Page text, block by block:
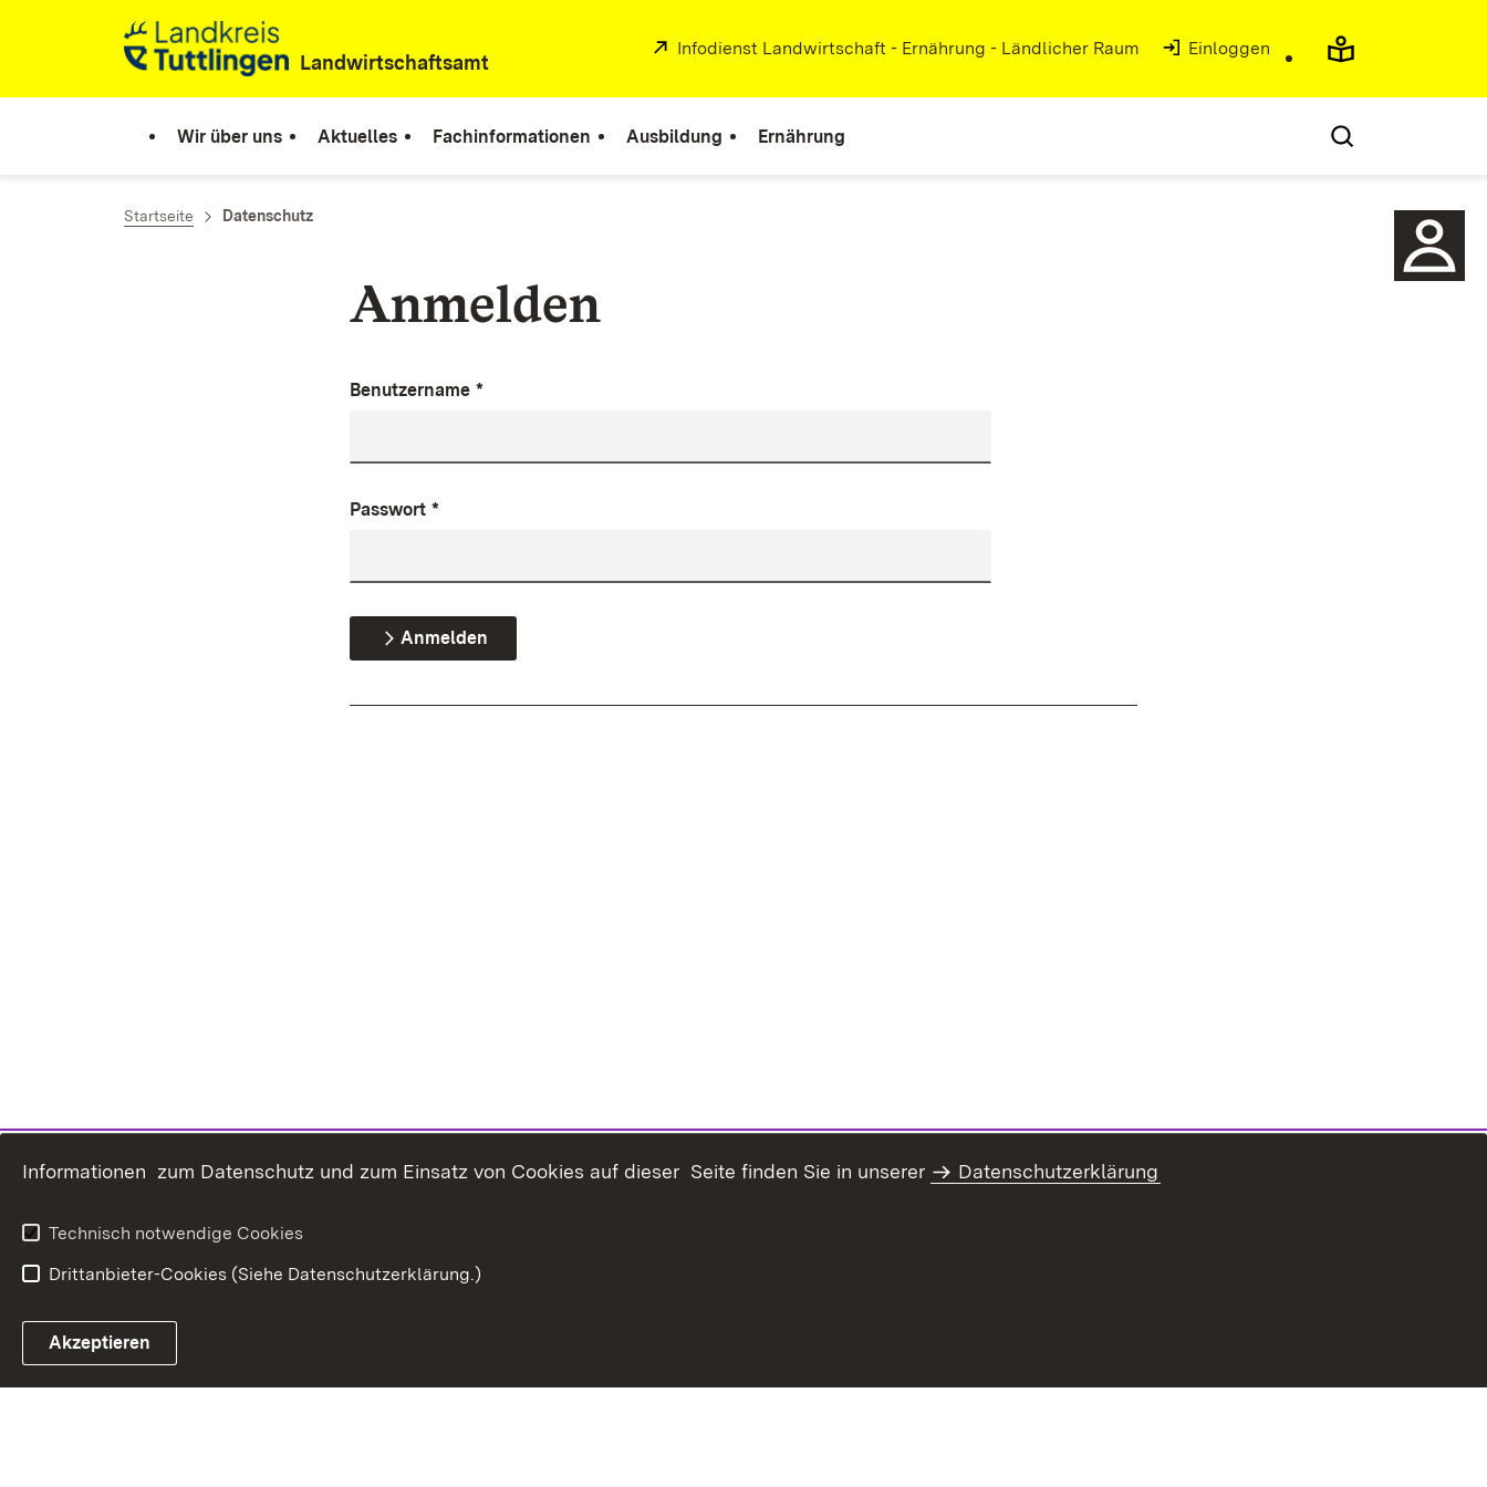
Zum Inhalt springen
Landwirtschaftsamt
Extern:
Infodienst Landwirtschaft - Ernährung - Ländlicher Raum (Öffnet in neuem Fenster)
Einloggen
Wir über uns Aktuelles Fachinformationen Ausbildung Ernährung
Startseite Datenschutz
Anmelden
Benutzername *
Passwort *
Anmelden
Informationen zum Datenschutz und zum Einsatz von Cookies auf dieser Seite finden Sie in unserer Datenschutzerklärung
Technisch notwendige Cookies
Drittanbieter-Cookies (Siehe Datenschutzerklärung.)
Akzeptieren